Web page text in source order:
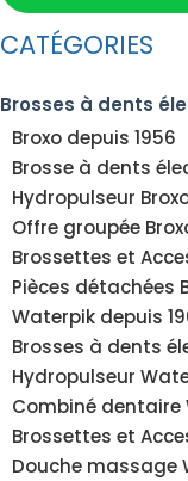
CATÉGORIES
Brosses à dents
Broxo depuis 1956
Brosse à dents
Hydropulseur
Offre groupée
Brossettes et
Pièces détachées
Waterpik depuis
Brosses à dents
Hydropulseur
Combiné dentaire
Brossettes et
Douche massage